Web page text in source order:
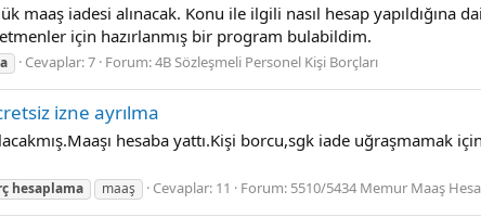
iadesi alınacak. Konu ile ilgili nasıl hesap yapıldığına
için hazırlanmış bir program bulabildim.
Cevaplar: 7 Forum:4B Sözleşmeli Personel Kişi Borçları
izne ayrılma
hesaba yattı.Kişi borcu,sgk iade uğraşmamak
hesaplama maaş Cevaplar: 11 Forum: 5510/5434 Memur Maaş